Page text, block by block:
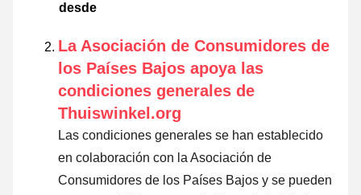
desde
La Asociación de Consumidores de
los Países Bajos apoya las
condiciones generales de
Thuiswinkel.org
Las condiciones generales se han establecido
en colaboración con la Asociación de
Consumidores de los Países Bajos y se pueden